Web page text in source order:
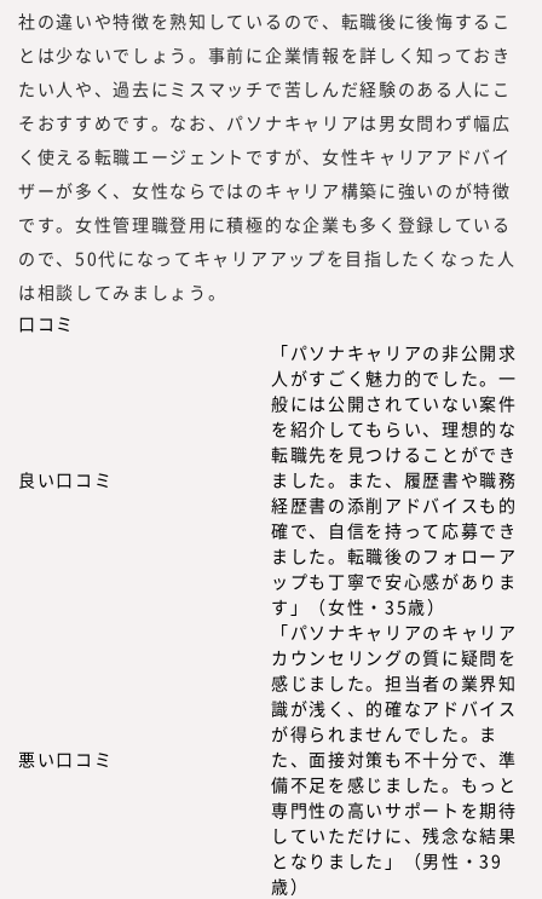
社の違いや特徴を熟知しているので、転職後に後悔するこ
とは少ないでしょう。事前に企業情報を詳しく知っておき
たい人や、過去にミスマッチで苦しんだ経験のある人にこ
そおすすめです。なお、パソナキャリアは男女問わず幅広
く使える転職エージェントですが、女性キャリアアドバイ
ザーが多く、女性ならではのキャリア構築に強いのが特徴
です。女性管理職登用に積極的な企業も多く登録している
ので、50代になってキャリアアップを目指したくなった人
は相談してみましょう。
口コミ
良い口コミ
「パソナキャリアの非公開求
人がすごく魅力的でした。一
般には公開されていない案件
を紹介してもらい、理想的な
転職先を見つけることができ
ました。また、履歴書や職務
経歴書の添削アドバイスも的
確で、自信を持って応募でき
ました。転職後のフォローア
ップも丁寧で安心感がありま
す」（女性・35歳）
悪い口コミ
「パソナキャリアのキャリア
カウンセリングの質に疑問を
感じました。担当者の業界知
識が浅く、的確なアドバイス
が得られませんでした。ま
た、面接対策も不十分で、準
備不足を感じました。もっと
専門性の高いサポートを期待
していただけに、残念な結果
となりました」（男性・39
歳）